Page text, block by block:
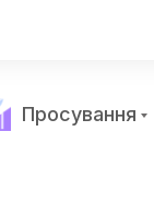
Просування